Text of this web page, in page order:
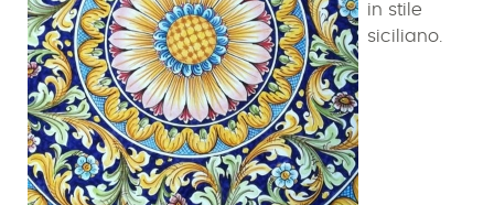
in stile
siciliano.